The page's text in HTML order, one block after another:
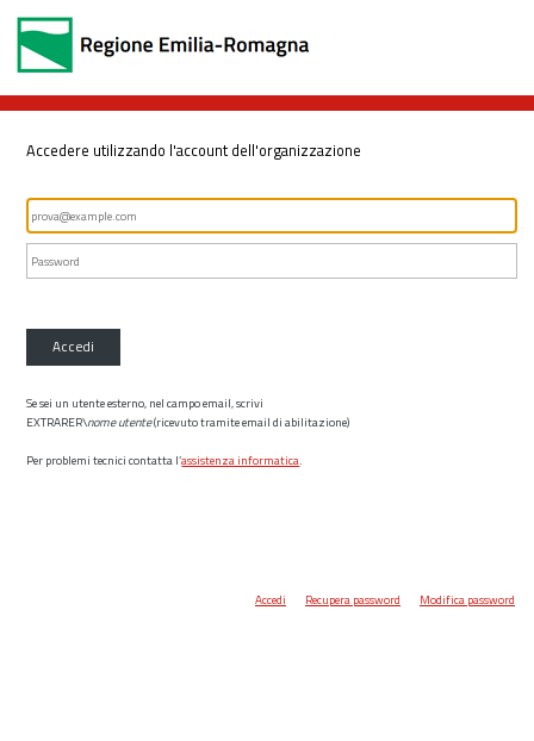
Accedere utilizzando l'account dell'organizzazione
Accedi
Se sei un utente esterno, nel campo email, scrivi
EXTRARER\nome utente(ricevuto tramite email di abilitazione)
Per problemi tecnici contatta l’assistenza informatica.
Accedi Recupera password Modifica password